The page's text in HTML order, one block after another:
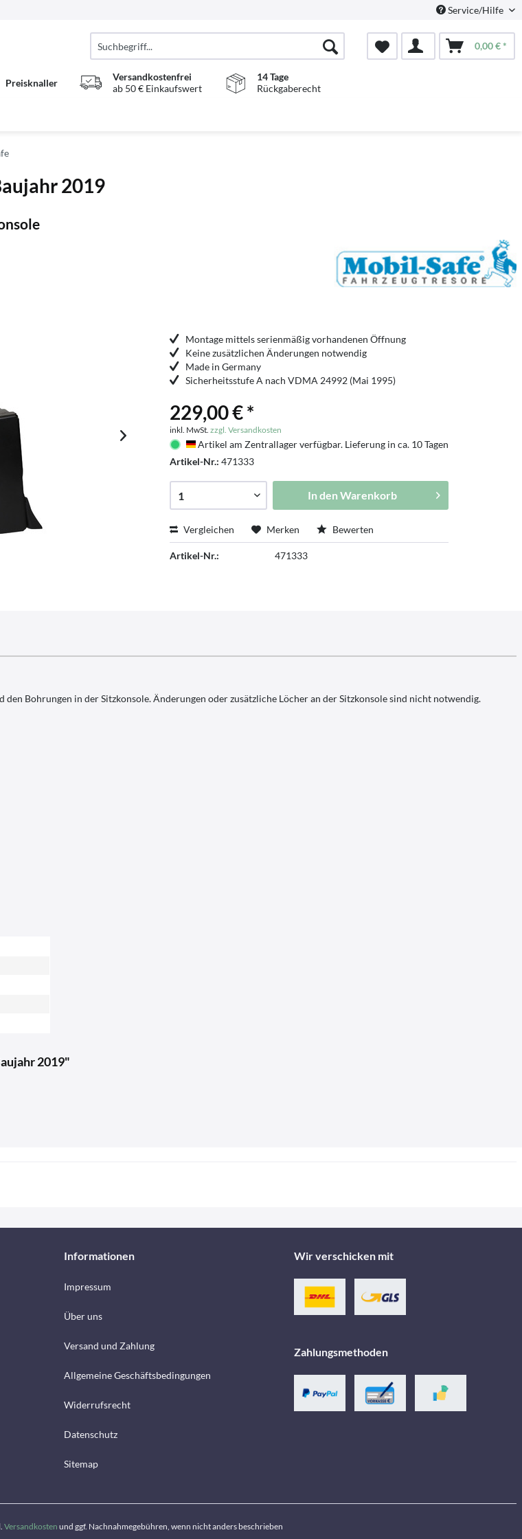
Service/Hilfe
0,00 € *
Preisknaller
Versandkostenfrei
ab 50 € Einkaufswert
14 Tage
Rückgaberecht
2019
Montage mittels serienmäßig vorhandenen Öffnung
Keine zusätzlichen Änderungen notwendig
Made in Germany
Sicherheitsstufe A nach VDMA 24992 (Mai 1995)
229,00 € *
inkl. MwSt.zzgl. Versandkosten
Deutschland
Artikel am Zentrallager verfügbar. Lieferung in ca. 10 Tagen
Artikel-Nr.:471333
In den Warenkorb
Vergleichen Merken Bewerten
Artikel-Nr.: 471333
Bohrungen in der Sitzkonsole. Änderungen oder zusätzliche Löcher an der Sitzkonsole sind nicht notwendig.
2019"
Informationen
Impressum
Über uns
Versand und Zahlung
Allgemeine Geschäftsbedingungen
Widerrufsrecht
Datenschutz
Sitemap
Wir verschicken mit
Zahlungsmethoden
Versandkosten und ggf. Nachnahmegebühren, wenn nicht anders beschrieben